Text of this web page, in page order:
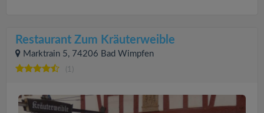
Restaurant Zum Kräuterweible
Marktrain 5, 74206 Bad Wimpfen
(1)